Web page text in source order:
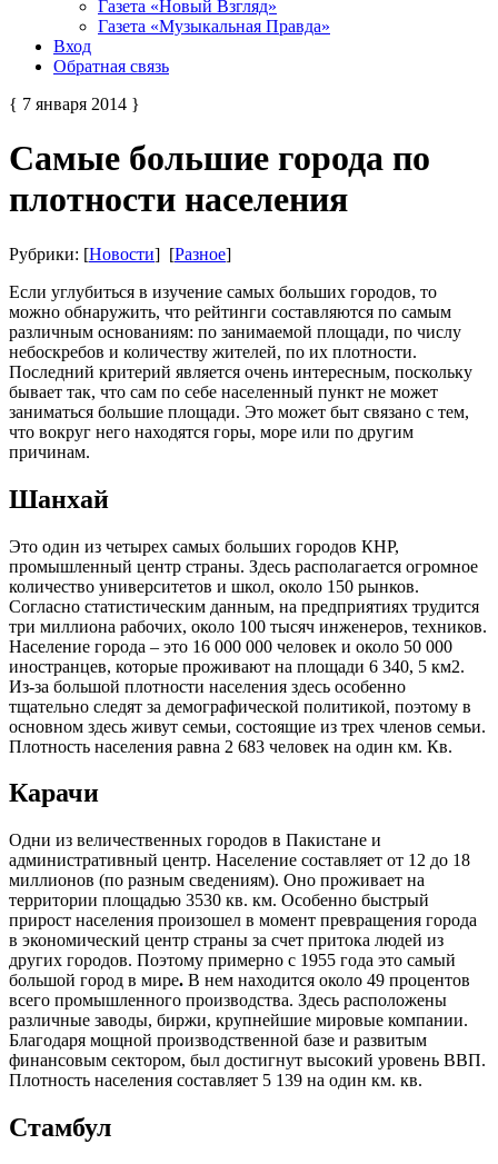
Газета «Новый Взгляд»
Газета «Музыкальная Правда»
Вход
Обратная связь
{ 7 января 2014 }
Самые большие города по
плотности населения
Рубрики: [Новости] [Разное]
Если углубиться в изучение самых больших городов, то
можно обнаружить, что рейтинги составляются по самым
различным основаниям: по занимаемой площади, по числу
небоскребов и количеству жителей, по их плотности.
Последний критерий является очень интересным, поскольку
бывает так, что сам по себе населенный пункт не может
заниматься большие площади. Это может быт связано с тем,
что вокруг него находятся горы, море или по другим
причинам.
Шанхай
Это один из четырех самых больших городов КНР,
промышленный центр страны. Здесь располагается огромное
количество университетов и школ, около 150 рынков.
Согласно статистическим данным, на предприятиях трудится
три миллиона рабочих, около 100 тысяч инженеров, техников.
Население города – это 16 000 000 человек и около 50 000
иностранцев, которые проживают на площади 6 340, 5 км2.
Из-за большой плотности населения здесь особенно
тщательно следят за демографической политикой, поэтому в
основном здесь живут семьи, состоящие из трех членов семьи.
Плотность населения равна 2 683 человек на один км. Кв.
Карачи
Одни из величественных городов в Пакистане и
административный центр. Население составляет от 12 до 18
миллионов (по разным сведениям). Оно проживает на
территории площадью 3530 кв. км. Особенно быстрый
прирост населения произошел в момент превращения города
в экономический центр страны за счет притока людей из
других городов. Поэтому примерно с 1955 года это самый
большой город в мире. В нем находится около 49 процентов
всего промышленного производства. Здесь расположены
различные заводы, биржи, крупнейшие мировые компании.
Благодаря мощной производственной базе и развитым
финансовым сектором, был достигнут высокий уровень ВВП.
Плотность населения составляет 5 139 на один км. кв.
Стамбул